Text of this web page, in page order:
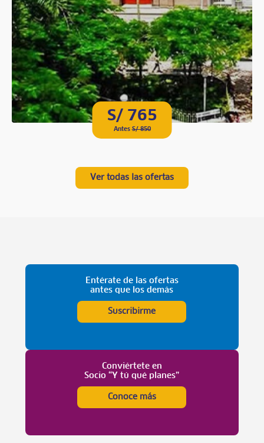
S/ 765
AntesS/ 850
Ver todas las ofertas
Entérate de las ofertas
antes que los demás
Suscribirme
Conviértete en
Socio “Y tú qué planes”
Conoce más